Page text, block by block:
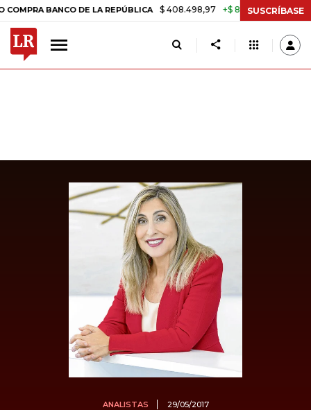
BANCO DE LA REPÚBLICA $ 408.498,97 +$ 8.753,81 +2,19%
SUSCRÍBASE
ANALISTAS 29/05/2017